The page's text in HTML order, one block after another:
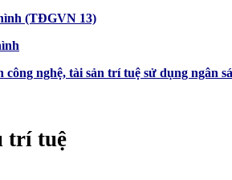
(TĐGVN 13)
nghệ, tài sản trí tuệ sử dụng ngân
trí tuệ